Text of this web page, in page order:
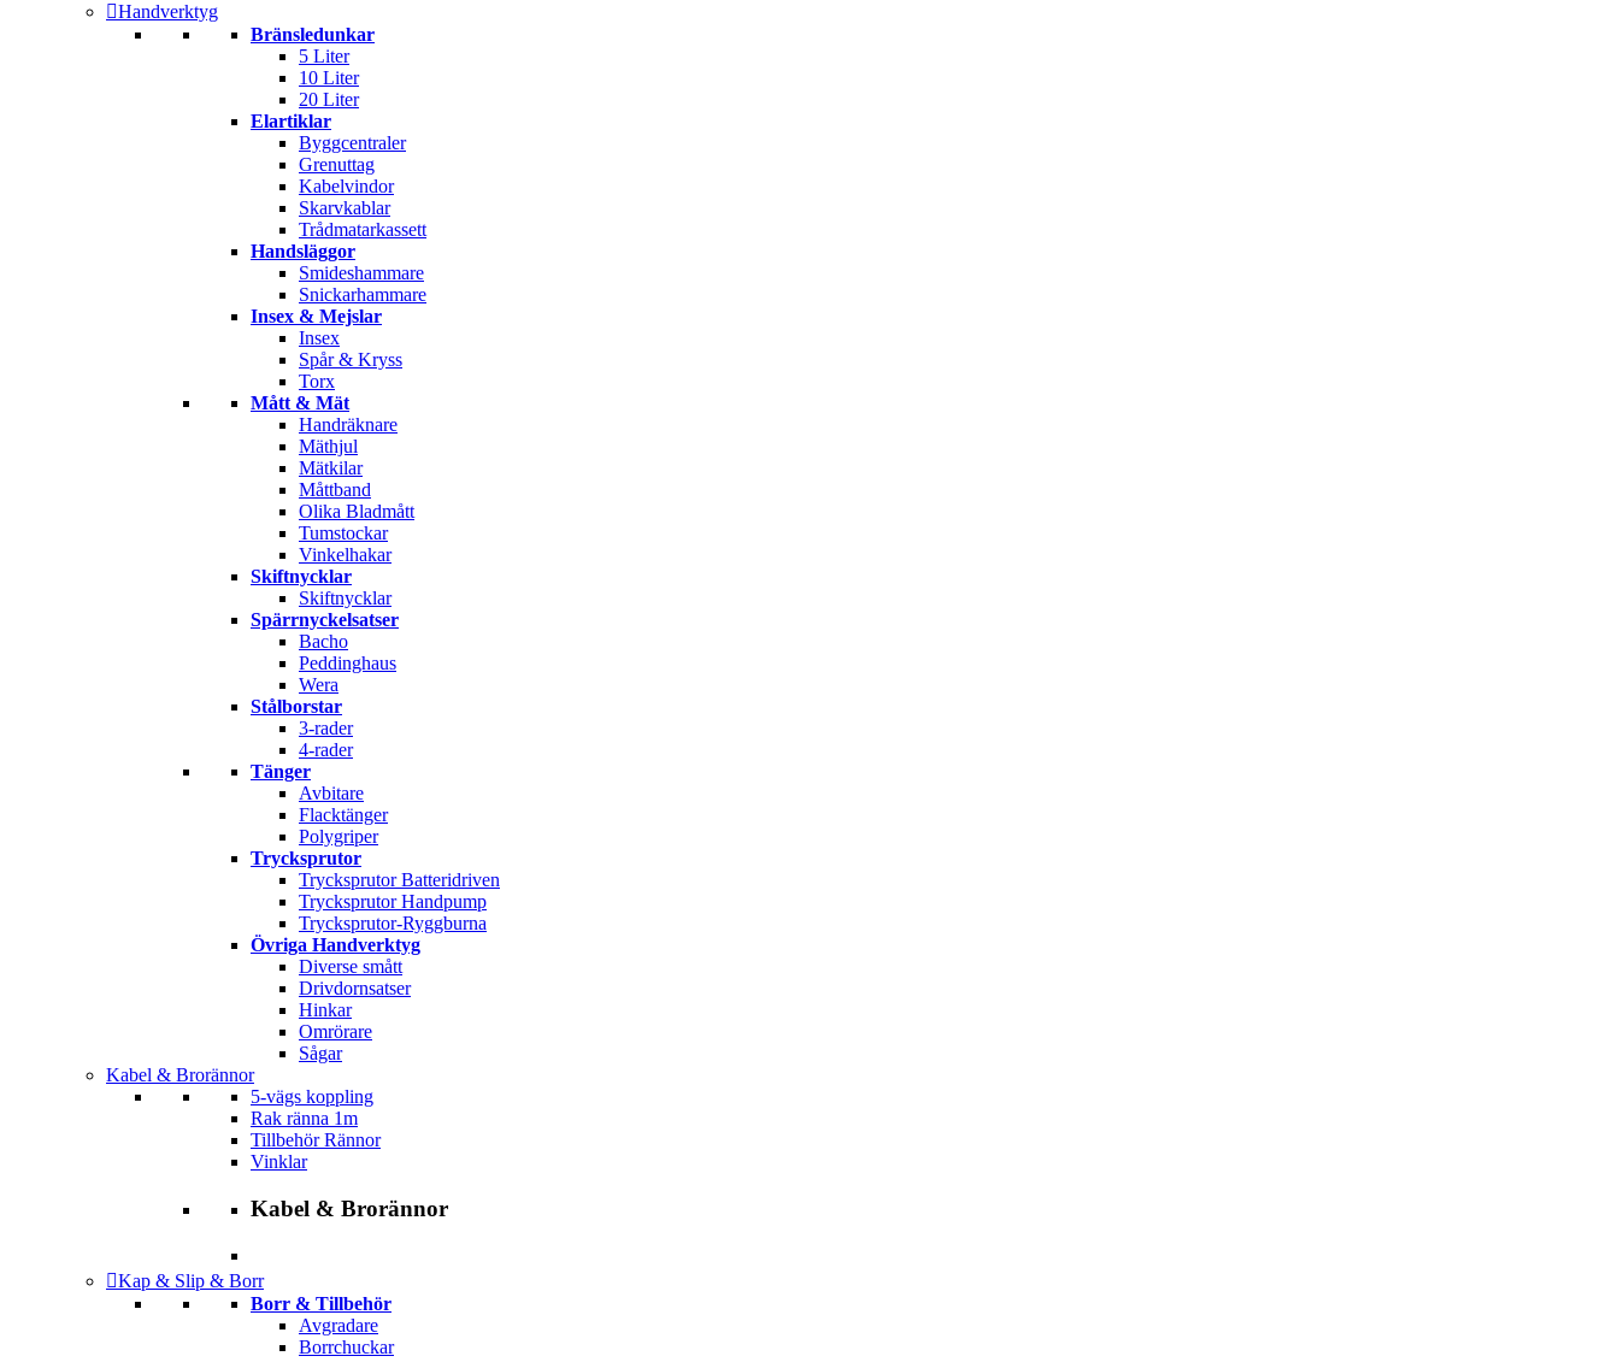
Handverktyg
Bränsledunkar
5 Liter
10 Liter
20 Liter
Elartiklar
Byggcentraler
Grenuttag
Kabelvindor
Skarvkablar
Trådmatarkassett
Handsläggor
Smideshammare
Snickarhammare
Insex & Mejslar
Insex
Spår & Kryss
Torx
Mått & Mät
Handräknare
Mäthjul
Mätkilar
Måttband
Olika Bladmått
Tumstockar
Vinkelhakar
Skiftnycklar
Skiftnycklar
Spärrnyckelsatser
Bacho
Peddinghaus
Wera
Stålborstar
3-rader
4-rader
Tänger
Avbitare
Flacktänger
Polygriper
Trycksprutor
Trycksprutor Batteridriven
Trycksprutor Handpump
Trycksprutor-Ryggburna
Övriga Handverktyg
Diverse smått
Drivdornsatser
Hinkar
Omrörare
Sågar
Kabel & Brorännor
5-vägs koppling
Rak ränna 1m
Tillbehör Rännor
Vinklar
Kabel & Brorännor
Kap & Slip & Borr
Borr & Tillbehör
Avgradare
Borrchuckar